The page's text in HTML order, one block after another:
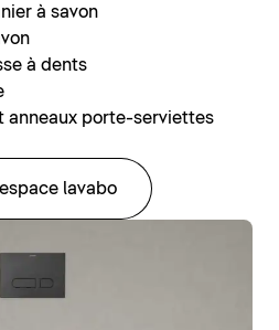
à savon
à dents
anneaux porte-serviettes
lavabo